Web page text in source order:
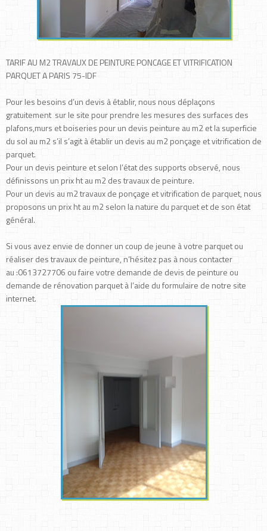
TARIF AU M2 TRAVAUX DE PEINTURE PONCAGE ET VITRIFICATION
PARQUET A PARIS 75-IDF
Pour les besoins d’un devis à établir, nous nous déplaçons
gratuitement sur le site pour prendre les mesures des surfaces des
plafons,murs et boiseries pour un devis peinture au m2 et la superficie
du sol au m2 s’il s’agit à établir un devis au m2 ponçage et vitrification de
parquet.
Pour un devis peinture et selon l’état des supports observé, nous
définissons un prix ht au m2 des travaux de peinture.
Pour un devis au m2 travaux de ponçage et vitrification de parquet, nous
proposons un prix ht au m2 selon la nature du parquet et de son état
général.
Si vous avez envie de donner un coup de jeune à votre parquet ou
réaliser des travaux de peinture, n’hésitez pas à nous contacter
au :0613727706 ou faire votre demande de devis de peinture ou
demande de rénovation parquet à l’aide du formulaire de notre site
internet.